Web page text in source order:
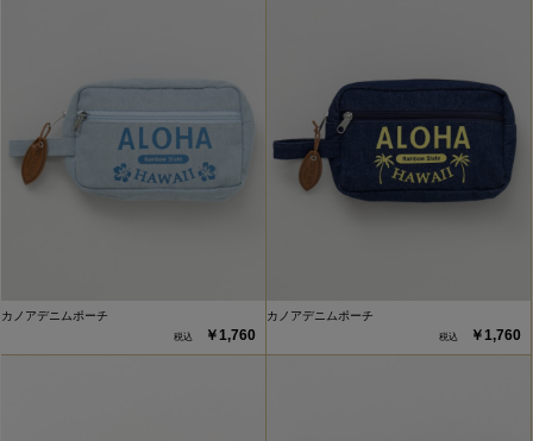
カノアデニムポーチ
￥1,760
カノアデニムポーチ
￥1,760